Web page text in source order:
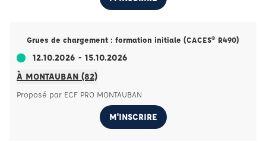
Grues de chargement : formation initiale (CACES® R490)
12.10.2026 - 15.10.2026
À MONTAUBAN (82)
Proposé par ECF PRO MONTAUBAN
M'INSCRIRE